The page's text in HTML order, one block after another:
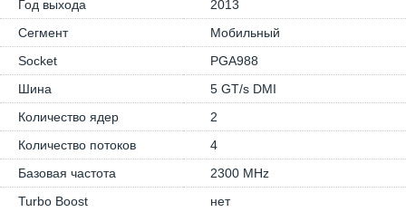
Год выхода
2013
Сегмент
Мобильный
Socket
PGA988
Шина
5 GT/s DMI
Количество ядер
2
Количество потоков
4
Базовая частота
2300 MHz
Turbo Boost
нет